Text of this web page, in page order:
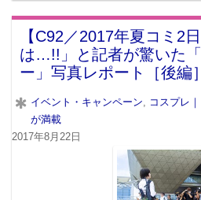
【C92／2017年夏コミ2
は…!!」と記者が驚いた
ー」写真レポート［後編］
イベント・キャンペーン
コスプレ
が満載
2017年8月22日